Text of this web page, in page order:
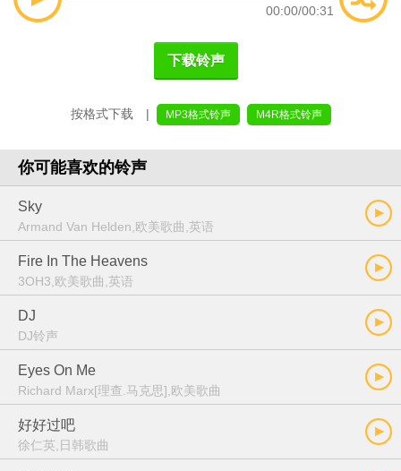
00:00/00:31
下载铃声
按格式下载 | MP3格式铃声 M4R格式铃声
你可能喜欢的铃声
Sky
Armand Van Helden,欧美歌曲,英语
Fire In The Heavens
3OH3,欧美歌曲,英语
DJ
DJ铃声
Eyes On Me
Richard Marx[理查.马克思],欧美歌曲
好好过吧
徐仁英,日韩歌曲